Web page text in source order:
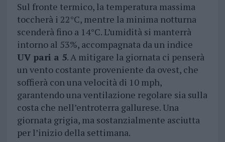
Sul fronte termico, la temperatura massima
toccherà i 22°C, mentre la minima notturna
scenderà fino a 14°C. L’umidità si manterrà
intorno al 53%, accompagnata da un indice
UV pari a 5. A mitigare la giornata ci penserà
un vento costante proveniente da ovest, che
soffierà con una velocità di 10 mph,
garantendo una ventilazione regolare sia sulla
costa che nell’entroterra gallurese. Una
giornata grigia, ma sostanzialmente asciutta
per l’inizio della settimana.